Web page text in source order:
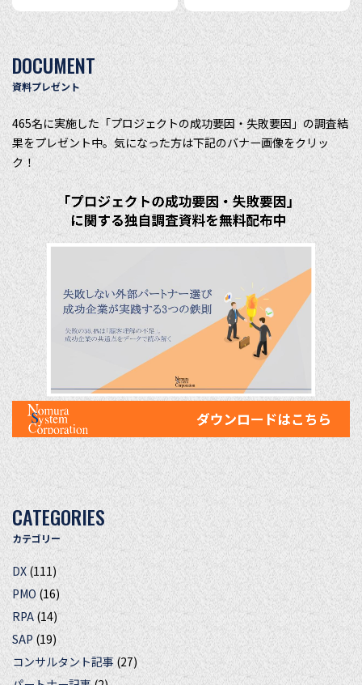
DOCUMENT
資料プレゼント
465名に実施した「プロジェクトの成功要因・失敗要因」の調査結
果をプレゼント中。気になった方は下記のバナー画像をクリッ
ク！
CATEGORIES
カテゴリー
DX (111)
PMO(16)
RPA(14)
SAP(19)
コンサルタント記事 (27)